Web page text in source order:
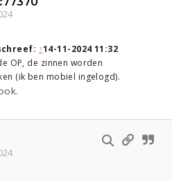
↑14-11-2024 11:32
OP, de zinnen worden
(ik ben mobiel ingelogd).